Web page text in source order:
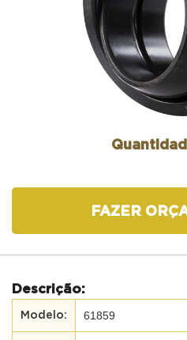
FAZER
Descrição:
61859